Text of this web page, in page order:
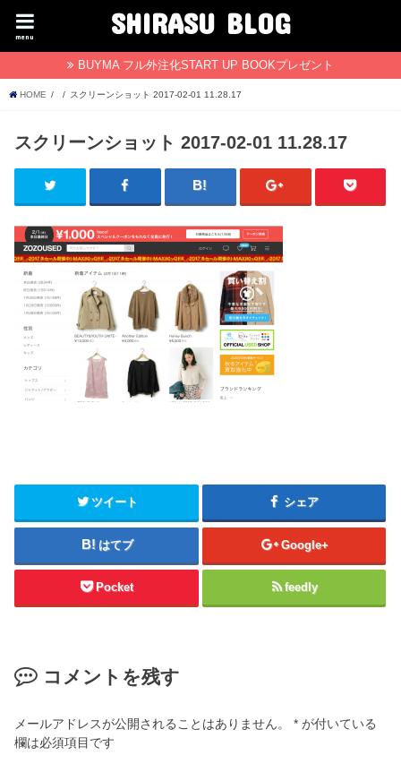
SHIRASU BLOG
menu
BUYMA フル外注化START UP BOOKプレゼント
HOME スクリーンショット 2017-02-01 11.28.17
スクリーンショット 2017-02-01 11.28.17
ツイート シェア
はてブ Google+
Pocket feedly
コメントを残す
メールアドレスが公開されることはありません。 * が付いている
欄は必須項目です